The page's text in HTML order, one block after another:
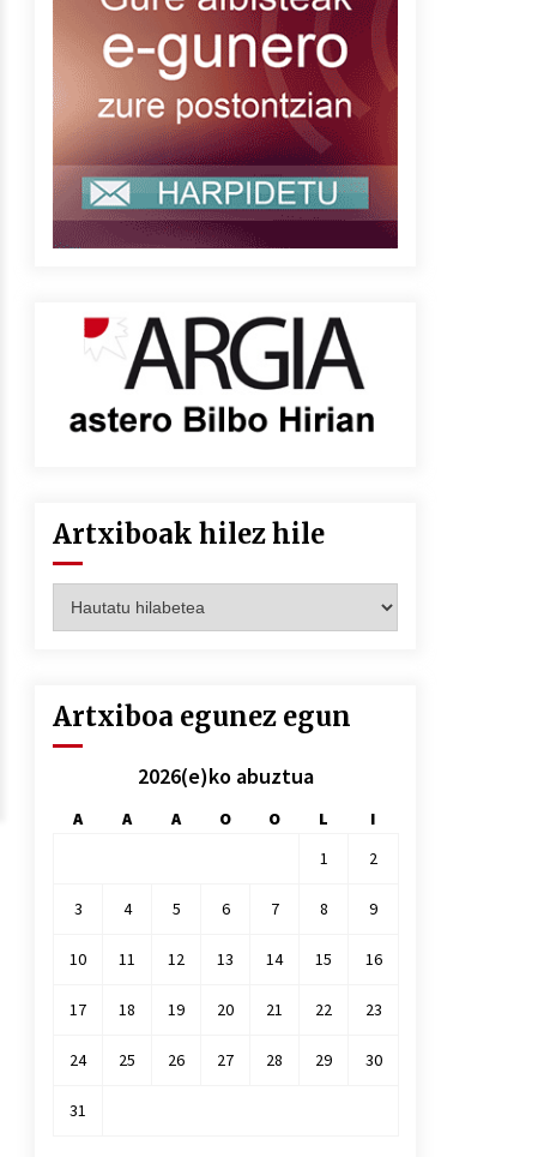
Artxiboak hilez hile
hilez
Artxiboa egunez egun
2026(e)ko abuztua
A A A O O L
I
1
2
3 4 5 6 7 8 9
10 11 12 13 14 15 16
17 18 19 20 21 22 23
24 25 26 27 28 29 30
31